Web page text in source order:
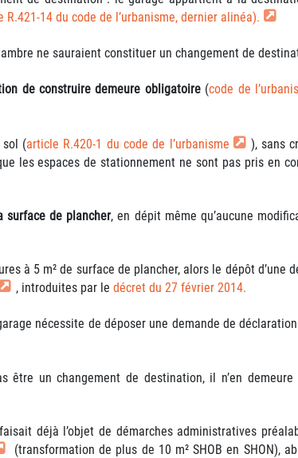
R.421-14 du code de l’urbanisme, dernier alinéa).
ne sauraient constituer un changement de
de construire demeure obligatoire (code de
sol (article R.420-1 du code de l’urbanisme ), sans
les espaces de stationnement ne sont pas pris en
surface de plancher, en dépit même qu’aucune
à 5 m² de surface de plancher, alors le dépôt d’une
, introduites par ledécret du 27 février 2014.
nécessite de déposer une demande de
un changement de destination, il n’en demeure
déjà l’objet de démarches administratives
(transformation de plus de 10 m² SHOB en SHON),